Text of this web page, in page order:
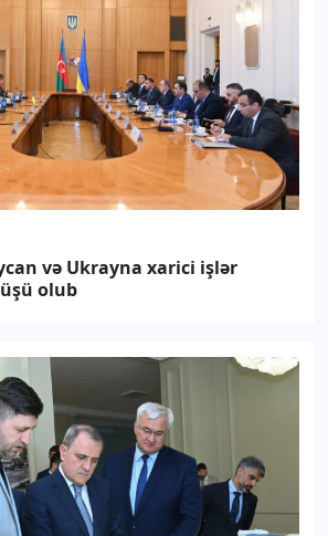
və Ukrayna xarici işlər
olub